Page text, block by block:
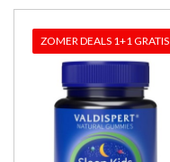
ZOMER DEALS 1+1 GRATIS